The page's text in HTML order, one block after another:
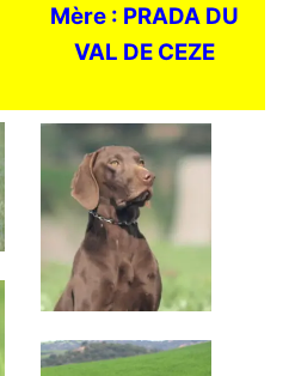
Mère : PRADA DU
VAL DE CEZE